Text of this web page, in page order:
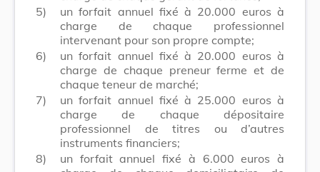
5)
un forfait annuel fixé à 20.000 euros à
charge de chaque professionnel
intervenant pour son propre compte;
6)
un forfait annuel fixé à 20.000 euros à
charge de chaque preneur ferme et de
chaque teneur de marché;
7)
un forfait annuel fixé à 25.000 euros à
charge de chaque dépositaire
professionnel de titres ou d’autres
instruments financiers;
8)
un forfait annuel fixé à 6.000 euros à